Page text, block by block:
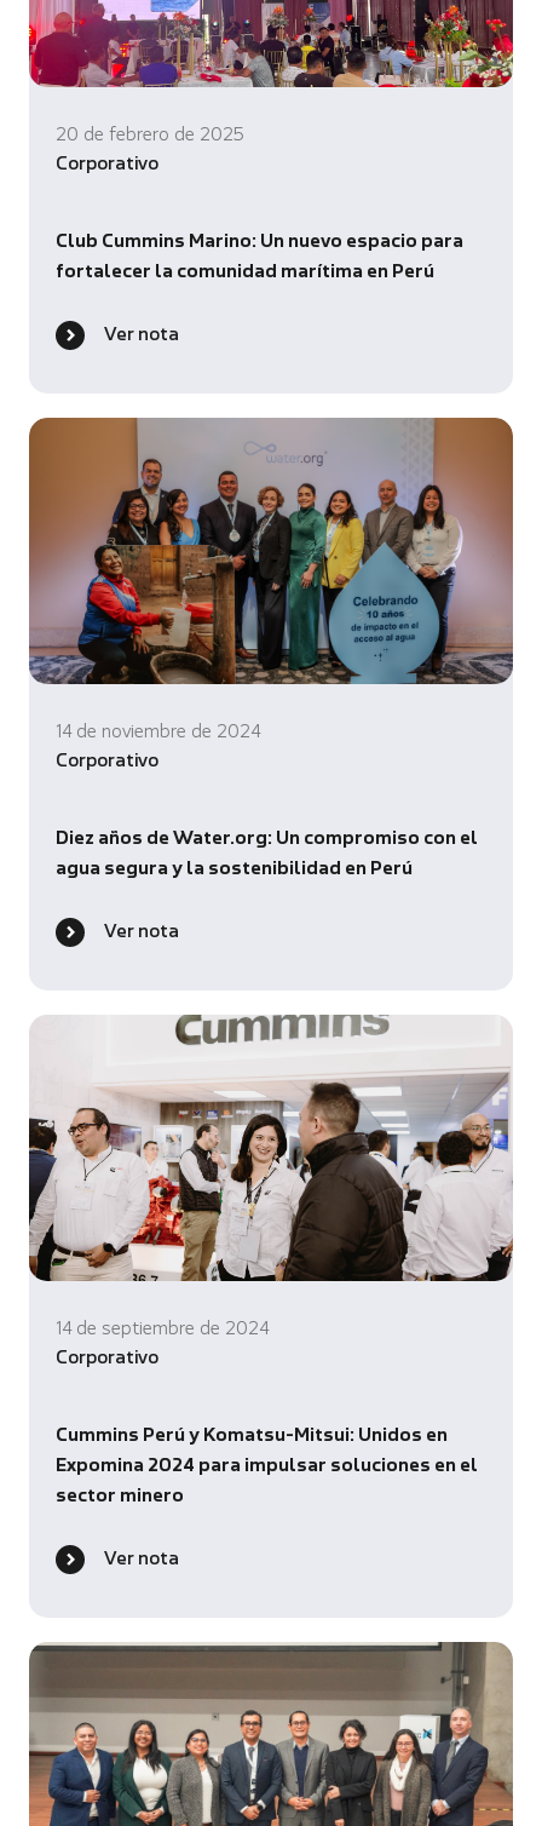
20 de febrero de 2025
Corporativo
Club Cummins Marino: Un nuevo espacio para
fortalecer la comunidad marítima en Perú
Ver nota
14 de noviembre de 2024
Corporativo
Diez años de Water.org: Un compromiso con el
agua segura y la sostenibilidad en Perú
Ver nota
14 de septiembre de 2024
Corporativo
Cummins Perú y Komatsu-Mitsui: Unidos en
Expomina 2024 para impulsar soluciones en el
sector minero
Ver nota